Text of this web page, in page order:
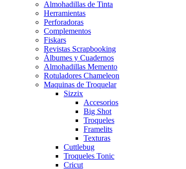
Almohadillas de Tinta
Herramientas
Perforadoras
Complementos
Fiskars
Revistas Scrapbooking
Álbumes y Cuadernos
Almohadillas Memento
Rotuladores Chameleon
Maquinas de Troquelar
Sizzix
Accesorios
Big Shot
Troqueles
Framelits
Texturas
Cuttlebug
Troqueles Tonic
Cricut